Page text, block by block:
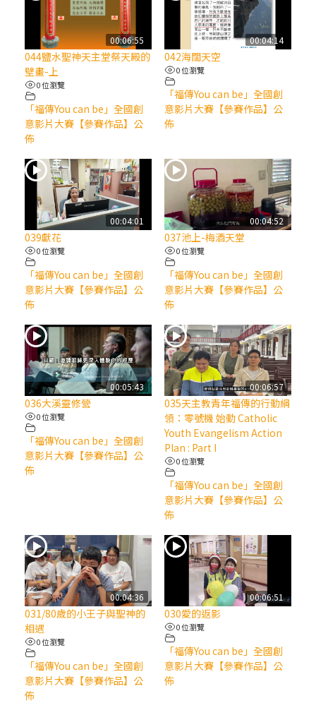
【信仰之旅】第八集：「耶穌為什麼降生到
人世」—高樂祈修女
2025/10/10【萬物讚頌頌歌 – 太陽與生態音
樂會】紀念聖方濟與已逝教宗方濟各（中）
2025/10/10【萬物讚頌頌歌 – 太陽與生態音
樂會】紀念聖方濟與已逝教宗方濟各（上）
(9完結)黃敏正主教帶你做【將臨期避靜】—
匝凱的「新生命」：利他與內化
(8)黃敏正主教帶你做【將臨期避靜】—耶穌
(7)黃敏正主教帶你做【將臨期避靜】—耶穌
降生人間，需要人的「接納」
(6)黃敏正主教帶你做【將臨期避靜】—「馬
(5)黃敏正主教帶你做【將臨期避靜】—「福
傳」：講耶穌的故事
「想看」耶穌，耶穌「走近」匝凱
(3)黃敏正主教帶你做【將臨期避靜】—「轉
念」，吃苦如吃補
(2)黃敏正主教帶你做【將臨期避靜】—
「看」是一門大學問、真正的靈修
00:06:55
044鹽水聖神天主堂祭天殿的
壁畫-上
0 位瀏覽
「福傳You can be」全國創
意影片大賽【參賽作品】公
佈
00:04:14
042海闊天空
0 位瀏覽
「福傳You can be」全國創
意影片大賽【參賽作品】公
佈
00:04:01
039獻花
0 位瀏覽
「福傳You can be」全國創
意影片大賽【參賽作品】公
佈
00:04:52
037池上-梅酒天堂
0 位瀏覽
「福傳You can be」全國創
意影片大賽【參賽作品】公
佈
00:05:43
036大溪靈修營
0 位瀏覽
「福傳You can be」全國創
意影片大賽【參賽作品】公
佈
00:06:57
035天主教青年福傳的行動綱
領：零號機 始動 Catholic
Youth Evangelism Action
Plan : Part I
0 位瀏覽
「福傳You can be」全國創
意影片大賽【參賽作品】公
佈
00:04:36
031/80歲的小王子與聖神的
相遇
0 位瀏覽
「福傳You can be」全國創
意影片大賽【參賽作品】公
佈
00:06:51
030愛的返影
0 位瀏覽
「福傳You can be」全國創
意影片大賽【參賽作品】公
佈